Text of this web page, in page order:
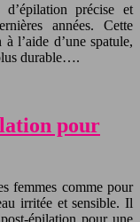
précise et
années. Cette
l’aide d’une spatule,
durable….
pour
femmes comme pour
irritée et sensible. Il
épilation pour une